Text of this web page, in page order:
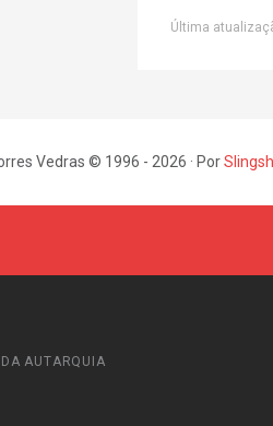
Última
Vedras © 1996 - 2026 · Por
AUTARQUIA